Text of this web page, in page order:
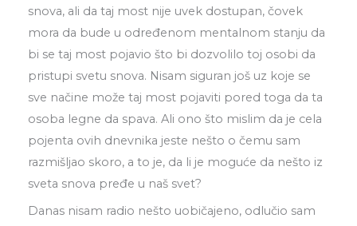
snova, ali da taj most nije uvek dostupan, čovek
mora da bude u određenom mentalnom stanju da
bi se taj most pojavio što bi dozvolilo toj osobi da
pristupi svetu snova. Nisam siguran još uz koje se
sve načine može taj most pojaviti pored toga da ta
osoba legne da spava. Ali ono što mislim da je cela
pojenta ovih dnevnika jeste nešto o čemu sam
razmišljao skoro, a to je, da li je moguće da nešto iz
sveta snova pređe u naš svet?
Danas nisam radio nešto uobičajeno, odlučio sam